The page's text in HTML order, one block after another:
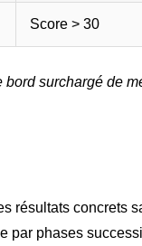
Score > 30
surchargé de
résultats concrets
par phases